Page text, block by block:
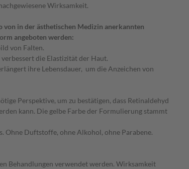
Wirksamkeit.
in der ästhetischen Medizin anerkannten
angeboten werden:
von Falten.
die Elastizität der Haut.
ihre Lebensdauer, um die Anzeichen von
Perspektive, um zu bestätigen, dass Retinaldehyd
kann. Die gelbe Farbe der Formulierung stammt
Ohne Duftstoffe, ohne Alkohol, ohne Parabene.
Behandlungen verwendet werden. Wirksamkeit